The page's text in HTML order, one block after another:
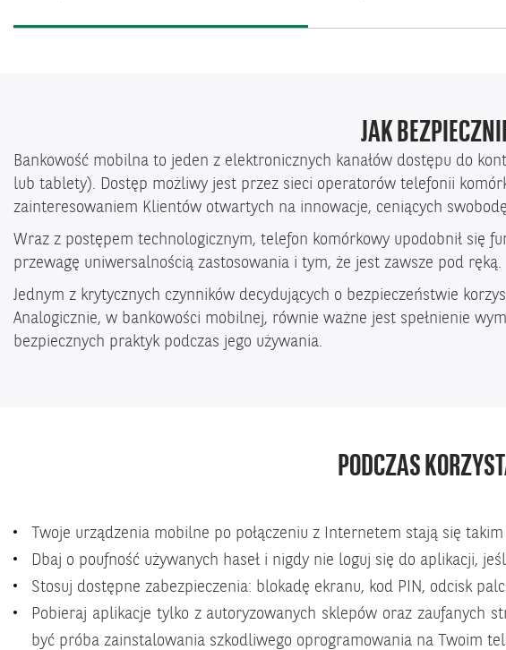
JAK
Bankowość mobilna to jeden z elektronicznych kanałów dostępu do
lub tablety). Dostęp możliwy jest przez sieci operatorów telefonii
zainteresowaniem Klientów otwartych na innowacje, ceniących
Wraz z postępem technologicznym, telefon komórkowy upodobnił się
przewagę uniwersalnością zastosowania i tym, że jest zawsze pod ręką.
Jednym z krytycznych czynników decydujących o bezpieczeństwie
Analogicznie, w bankowości mobilnej, równie ważne jest spełnienie
bezpiecznych praktyk podczas jego używania.
PODCZAS
Twoje urządzenia mobilne po połączeniu z Internetem stają się
Dbaj o poufność używanych haseł i nigdy nie loguj się do aplikacji,
Stosuj dostępne zabezpieczenia: blokadę ekranu, kod PIN, odcisk
Pobieraj aplikacje tylko z autoryzowanych sklepów oraz zaufanych
być próba zainstalowania szkodliwego oprogramowania na Twoim